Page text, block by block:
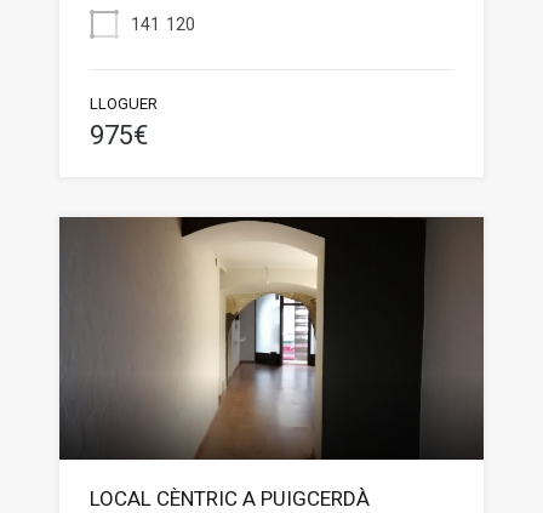
141 120
LLOGUER
975€
LOCAL CÈNTRIC A PUIGCERDÀ